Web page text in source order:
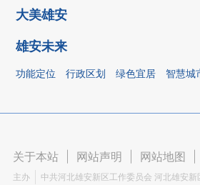
大美雄安
雄安未来
功能定位 行政区划 绿色宜居 智慧城
关于本站 网站声明 网站地图
主办
中共河北雄安新区工作委员会 河北雄安新